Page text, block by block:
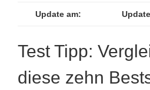
Update am:
Test Tipp:
diese zehn